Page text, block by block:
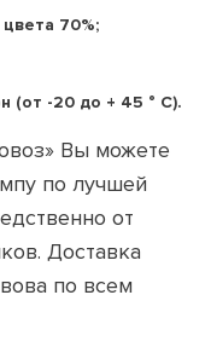
70%;
(от -20 до + 45 ° C).
Вы можете
по лучшей
от
Доставка
по всем